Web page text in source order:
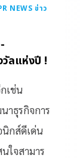
NEWS ข่าว
ลแห่งปี !
เช่น
าธุรกิจการ
กส์ดีเด่น
ใจสามาร